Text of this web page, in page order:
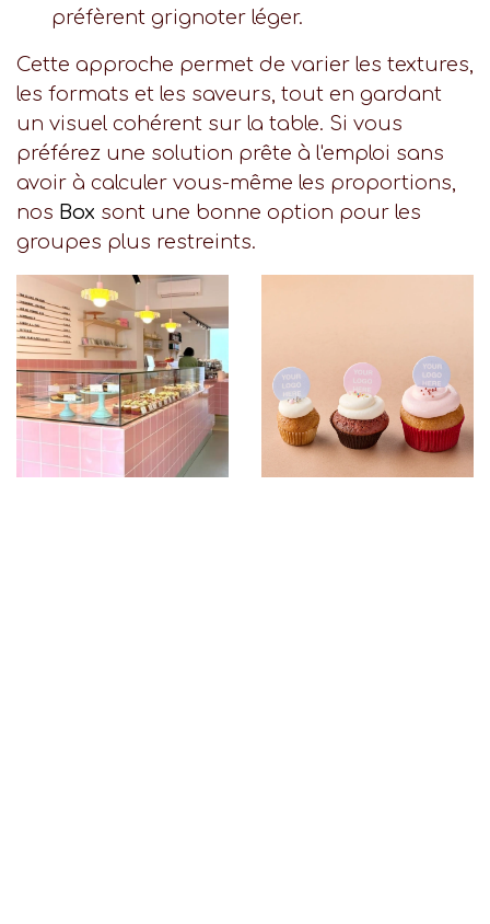
préfèrent grignoter léger.
Cette approche permet de varier les textures,
les formats et les saveurs, tout en gardant
un visuel cohérent sur la table. Si vous
préférez une solution prête à l'emploi sans
avoir à calculer vous-même les proportions,
nos Box sont une bonne option pour les
groupes plus restreints.